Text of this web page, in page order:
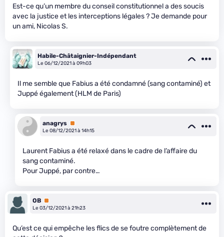
Est-ce qu’un membre du conseil constitutionnel a des soucis
avec la justice et les interceptions légales ? Je demande pour
un ami, Nicolas S.
Habile-Châtaignier-Indépendant
Le 06/12/2021 à 09h03
Il me semble que Fabius a été condamné (sang contaminé) et
Juppé également (HLM de Paris)
anagrys Premium
Le 08/12/2021 à 14h15
Laurent Fabius a été relaxé dans le cadre de l’affaire du
sang contaminé.
Pour Juppé, par contre…
OB Premium
Le 03/12/2021 à 21h23
Qu’est ce qui empêche les flics de se foutre complètement de